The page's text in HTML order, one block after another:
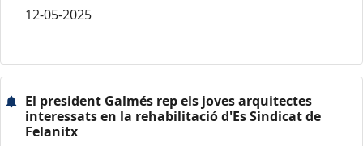
12-05-2025
El president Galmés rep els joves arquitectes
interessats en la rehabilitació d'Es Sindicat de
Felanitx